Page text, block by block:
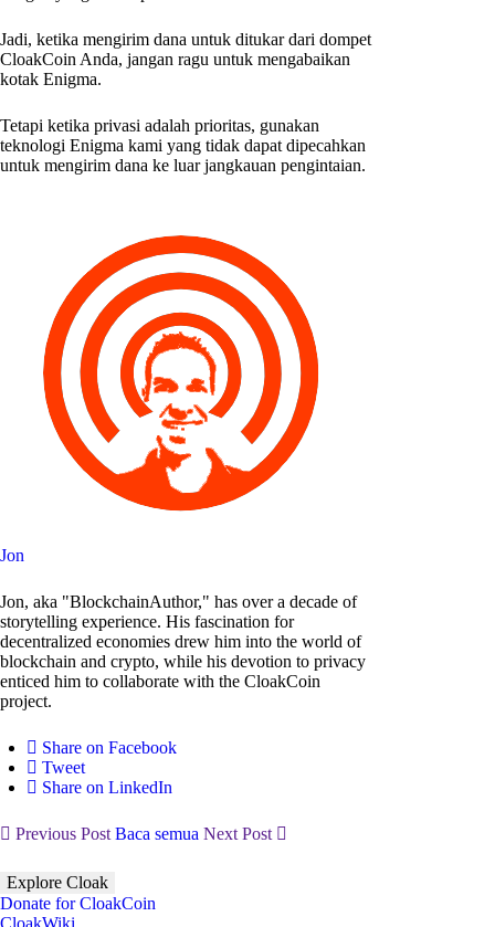
Jadi, ketika mengirim dana untuk ditukar dari dompet
CloakCoin Anda, jangan ragu untuk mengabaikan
kotak Enigma.
Tetapi ketika privasi adalah prioritas, gunakan
teknologi Enigma kami yang tidak dapat dipecahkan
untuk mengirim dana ke luar jangkauan pengintaian.
Jon
Jon, aka "BlockchainAuthor," has over a decade of
storytelling experience. His fascination for
decentralized economies drew him into the world of
blockchain and crypto, while his devotion to privacy
enticed him to collaborate with the CloakCoin
project.
Share on Facebook
Tweet
Share on LinkedIn
Previous PostBaca semua Next Post
Explore Cloak
Donate for CloakCoin
CloakWiki